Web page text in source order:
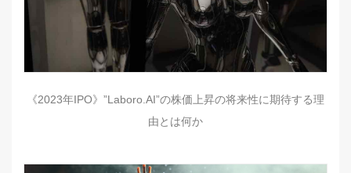
《2023年IPO》”Laboro.AI”の株価上昇の将来性に期待する理
由とは何か